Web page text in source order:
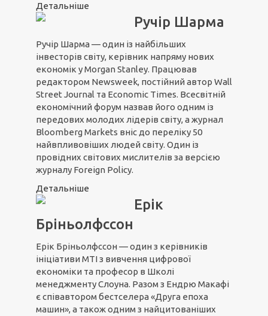
Детальніше
Ручір Шарма
Ручір Шарма — один із найбільших
інвесторів світу, керівник напряму нових
економік у Morgan Stanley. Працював
редактором Newsweek, постійний автор Wall
Street Journal та Economic Times. Всесвітній
економічний форум назвав його одним із
передових молодих лідерів світу, а журнал
Bloomberg Markets вніс до переліку 50
найвпливовіших людей світу. Один із
провідних світових мислителів за версією
журналу Foreign Policy.
Детальніше
Ерік
Бріньолфссон
Ерік Бріньолфссон — один з керівників
ініціативи МТІ з вивчення цифрової
економіки та професор в Школі
менеджменту Слоуна. Разом з Ендрю Макафі
є співавтором бестселера «Друга епоха
машин», а також одним з найцитованіших